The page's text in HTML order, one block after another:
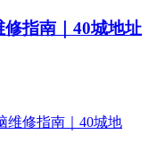
指南｜40城地址